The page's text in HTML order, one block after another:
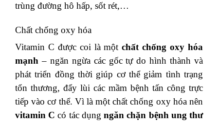
trùng đường hô hấp, sốt rét,…
Chất chống oxy hóa
Vitamin C được coi là mộtchất chống oxy hóa
mạnh – ngăn ngừa các gốc tự do hình thành và
phát triển đồng thời giúp cơ thể giảm tình trạng
tổn thương, đẩy lùi các mầm bệnh tấn công trực
tiếp vào cơ thể. Vì là một chất chống oxy hóa nên
vitamin C có tác dụngngăn chặn bệnh ung thư